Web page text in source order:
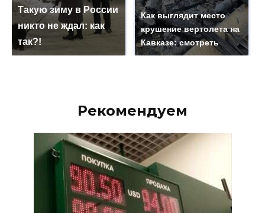
Такую зиму в России
никто не ждал: как
так?!
Как выглядит место
крушение вертолета на
Кавказе: смотреть
Рекомендуем